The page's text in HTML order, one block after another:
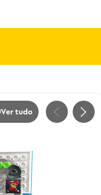
Ver tudo